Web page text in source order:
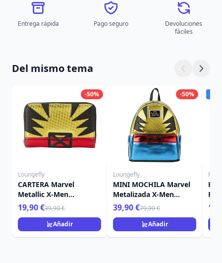
Entrega rápida Pago seguro
Devoluciones
fáciles
Del mismo tema
-50%
Loungefly
CARTERA Marvel
Metallic X-Men
Wolverine - MARVEL
LOUNGEFLY
19,90 €39,90 €
Añadir
-50%
Loungefly
MINI MOCHILA Marvel
Metalizada X-Men
Wolverine - MARVEL
LOUNGEFLY
39,90 €79,90 €
Añadir